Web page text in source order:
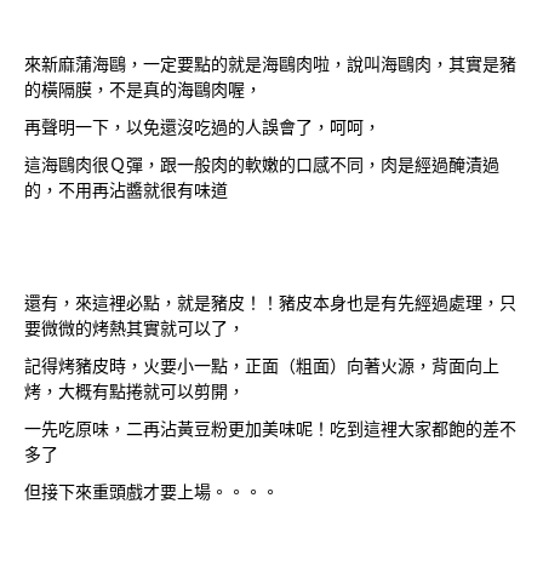
來新麻蒲海鷗，一定要點的就是海鷗肉啦，說叫海鷗肉，其實是豬
的橫隔膜，不是真的海鷗肉喔，
再聲明一下，以免還沒吃過的人誤會了，呵呵，
這海鷗肉很Ｑ彈，跟一般肉的軟嫩的口感不同，肉是經過醃漬過
的，不用再沾醬就很有味道
還有，來這裡必點，就是豬皮！！豬皮本身也是有先經過處理，只
要微微的烤熱其實就可以了，
記得烤豬皮時，火要小一點，正面（粗面）向著火源，背面向上
烤，大概有點捲就可以剪開，
一先吃原味，二再沾黃豆粉更加美味呢！吃到這裡大家都飽的差不
多了
但接下來重頭戲才要上場。。。。